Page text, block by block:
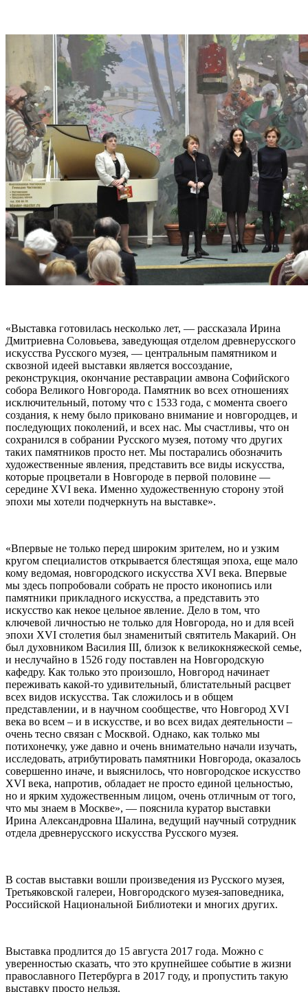
«Выставка готовилась несколько лет, — рассказала Ирина
Дмитриевна Соловьева, заведующая отделом древнерусского
искусства Русского музея, — центральным памятником и
сквозной идеей выставки является воссоздание,
реконструкция, окончание реставрации амвона Софийского
собора Великого Новгорода. Памятник во всех отношениях
исключительный, потому что с 1533 года, с момента своего
создания, к нему было приковано внимание и новгородцев, и
последующих поколений, и всех нас. Мы счастливы, что он
сохранился в собрании Русского музея, потому что других
таких памятников просто нет. Мы постарались обозначить
художественные явления, представить все виды искусства,
которые процветали в Новгороде в первой половине —
середине XVI века. Именно художественную сторону этой
эпохи мы хотели подчеркнуть на выставке».
«Впервые не только перед широким зрителем, но и узким
кругом специалистов открывается блестящая эпоха, еще мало
кому ведомая, новгородского искусства XVI века. Впервые
мы здесь попробовали собрать не просто иконопись или
памятники прикладного искусства, а представить это
искусство как некое цельное явление. Дело в том, что
ключевой личностью не только для Новгорода, но и для всей
эпохи XVI столетия был знаменитый святитель Макарий. Он
был духовником Василия III, близок к великокняжеской семье,
и неслучайно в 1526 году поставлен на Новгородскую
кафедру. Как только это произошло, Новгород начинает
переживать какой-то удивительный, блистательный расцвет
всех видов искусства. Так сложилось и в общем
представлении, и в научном сообществе, что Новгород XVI
века во всем – и в искусстве, и во всех видах деятельности –
очень тесно связан с Москвой. Однако, как только мы
потихонечку, уже давно и очень внимательно начали изучать,
исследовать, атрибутировать памятники Новгорода, оказалось
совершенно иначе, и выяснилось, что новгородское искусство
XVI века, напротив, обладает не просто единой цельностью,
но и ярким художественным лицом, очень отличным от того,
что мы знаем в Москве», — пояснила куратор выставки
Ирина Александровна Шалина, ведущий научный сотрудник
отдела древнерусского искусства Русского музея.
В состав выставки вошли произведения из Русского музея,
Третьяковской галереи, Новгородского музея-заповедника,
Российской Национальной Библиотеки и многих других.
Выставка продлится до 15 августа 2017 года. Можно с
уверенностью сказать, что это крупнейшее событие в жизни
православного Петербурга в 2017 году, и пропустить такую
выставку просто нельзя.